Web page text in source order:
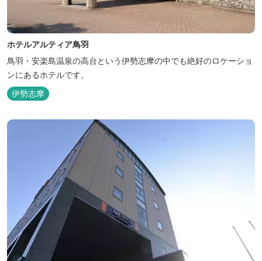
ホテルアルティア鳥羽
鳥羽・安楽島温泉の高台という伊勢志摩の中でも絶好のロケーショ
ンにあるホテルです。
伊勢志摩